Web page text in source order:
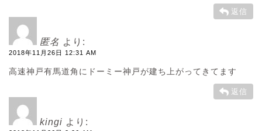
返信
匿名 より:
2018年11月26日 12:31 AM
高速神戸有馬道角にドーミー神戸が建ち上がってきてます
返信
kingi より: